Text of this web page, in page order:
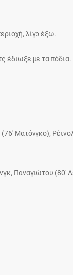
λίγο έξω.
έδιωξε με τα πόδια.
Ματόνγκο),
Παναγιώτου